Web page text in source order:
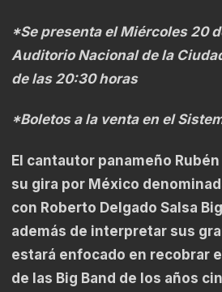
*Se presenta el Miércoles 20
Auditorio Nacional de la
de las 20:30 horas
*Boletos a la venta en el
El cantautor panameño
su gira por México
con Roberto Delgado Salsa
además de interpretar sus
estará enfocado en recobrar
de las Big Band de los años